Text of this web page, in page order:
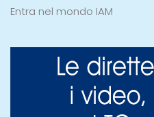
Entra nel mondo IAM